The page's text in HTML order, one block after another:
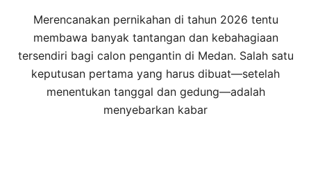
Merencanakan pernikahan di tahun 2026 tentu
membawa banyak tantangan dan kebahagiaan
tersendiri bagi calon pengantin di Medan. Salah satu
keputusan pertama yang harus dibuat—setelah
menentukan tanggal dan gedung—adalah
menyebarkan kabar